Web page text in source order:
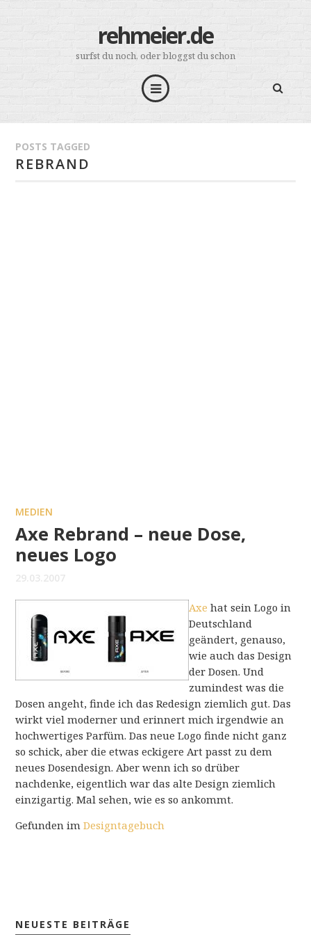
rehmeier.de
surfst du noch, oder bloggst du schon
POSTS TAGGED
REBRAND
MEDIEN
Axe Rebrand – neue Dose,
neues Logo
29.03.2007
Axe hat sein Logo in
Deutschland
geändert, genauso,
wie auch das Design
der Dosen. Und
zumindest was die
Dosen angeht, finde ich das Redesign ziemlich gut. Das
wirkt viel moderner und erinnert mich irgendwie an
hochwertiges Parfüm. Das neue Logo finde nicht ganz
so schick, aber die etwas eckigere Art passt zu dem
neues Dosendesign. Aber wenn ich so drüber
nachdenke, eigentlich war das alte Design ziemlich
einzigartig. Mal sehen, wie es so ankommt.
Gefunden imDesigntagebuch
NEUESTE BEITRÄGE